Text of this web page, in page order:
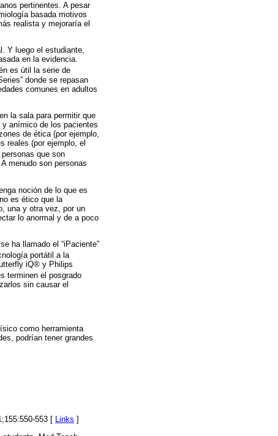
pertinentes. A pesar
basada motivos
realista y mejoraría el
Y luego el estudiante,
en la evidencia.
es útil la serie de
donde se repasan
comunes en adultos
la sala para permitir que
anímico de los pacientes
de ética (por ejemplo,
reales (por ejemplo, el
que son
menudo son personas
noción de lo que es
es ético que la
una y otra vez, por un
lo anormal y de a poco
ha llamado el “iPaciente”
portátil a la
iQ® y Philips
terminen el posgrado
sin causar el
como herramienta
podrían tener grandes
553 [ Links ]